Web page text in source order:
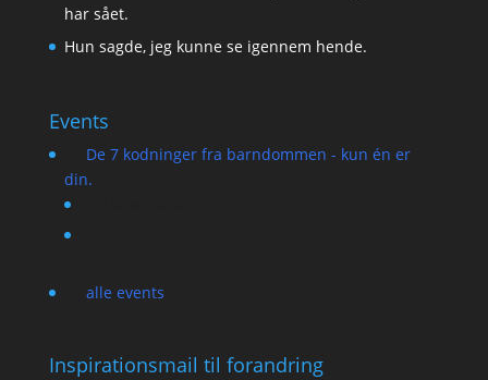
har sået.
Hun sagde, jeg kunne se igennem hende.
Events
De 7 kodninger fra barndommen - kun én er
din.
alle events
Inspirationsmail til forandring